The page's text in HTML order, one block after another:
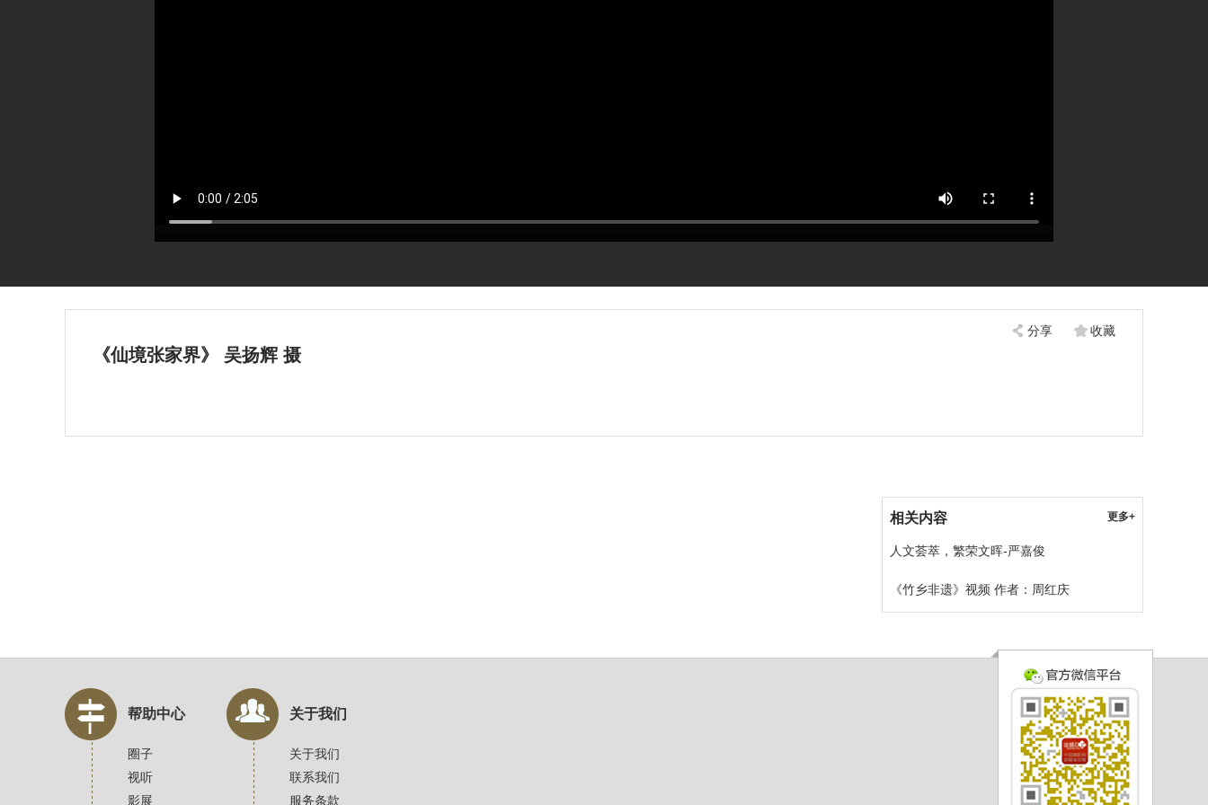
《仙境张家界》 吴扬辉 摄
分享 收藏
相关内容 更多+
人文荟萃，繁荣文晖-严嘉俊
《竹乡非遗》视频 作者：周红庆
帮助中心 关于我们
圈子
视听
影展
关于我们
联系我们
服务条款